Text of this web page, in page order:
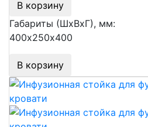
В корзину
Габариты (ШхВхГ), мм:
400х250х400
В корзину